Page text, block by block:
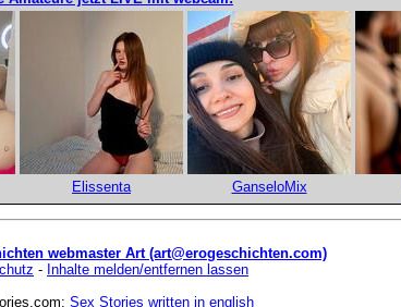
Elissenta GanseloMix
webmaster Art (art@erogeschichten.com)
- Inhalte melden/entfernen lassen
Sex Stories written in english